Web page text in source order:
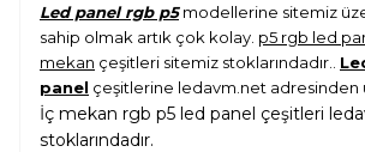
Led panel rgb p5modellerine sitemiz
sahip olmak artık çok kolay. p5 rgb led
mekan çeşitleri sitemiz stoklarındadır..
panel çeşitlerine ledavm.net adresinden
İç mekan rgb p5 led panel çeşitleri
stoklarındadır.